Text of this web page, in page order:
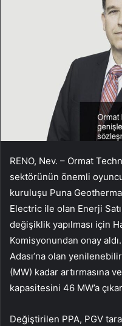
RENO, Nev. – Ormat
sektörünün önemli
kuruluşu Puna
Electric ile olan Enerji
değişiklik yapılması için
Komisyonundan onay
Adası’na olan
(MW) kadar artırmasına
kapasitesini 46 MW’a
Değiştirilen PPA, PGV